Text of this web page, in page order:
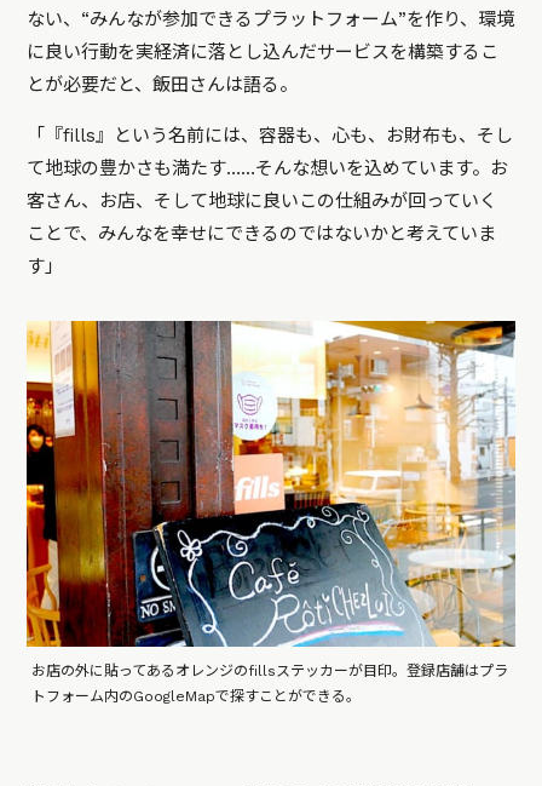
ない、“みんなが参加できるプラットフォーム”を作り、環境
に良い行動を実経済に落とし込んだサービスを構築するこ
とが必要だと、飯田さんは語る。
「『fills』という名前には、容器も、心も、お財布も、そし
て地球の豊かさも満たす……そんな想いを込めています。お
客さん、お店、そして地球に良いこの仕組みが回っていく
ことで、みんなを幸せにできるのではないかと考えていま
す」
お店の外に貼ってあるオレンジのfillsステッカーが目印。登録店舗はプラ
トフォーム内のGoogleMapで探すことができる。